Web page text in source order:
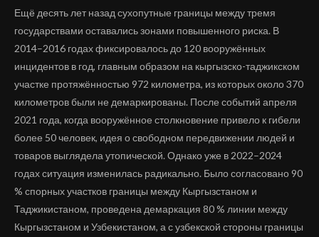
Ещё десять лет назад сухопутные границы между тремя
государствами оставались зонами повышенного риска. В
2014–2016 годах фиксировалось до 120 вооружённых
инцидентов в год, главным образом на кыргызско-таджикском
участке протяжённостью 972 километра, из которых около 370
километров были не демаркированы. После событий апреля
2021 года, когда вооружённое столкновение привело к гибели
более 50 человек, идея о свободном передвижении людей и
товаров выглядела утопической. Однако уже в 2022–2024
годах ситуация изменилась радикально. Было согласовано 90
% спорных участков границы между Кыргызстаном и
Таджикистаном, проведена демаркация 80 % линии между
Кыргызстаном и Узбекистаном, а с узбекской стороны границы